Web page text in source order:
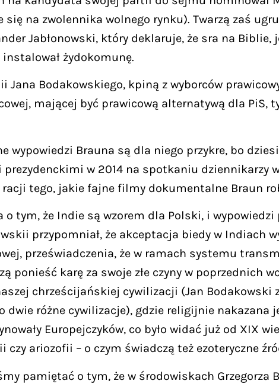
się na zwolennika wolnego rynku). Twarzą zaś
Jabłonowski, który deklaruje, że sra na
instalował żydokomunę.
Jana Bodakowskiego, kpiną z wyborców
mającej być prawicową alternatywą dla PiS,
wypowiedzi Brauna są dla niego przykre, bo
w 2014 na spotkaniu dziennikarzy
tego, jakie fajne filmy dokumentalne Braun
tym, że Indie są wzorem dla Polski, i
przypomniał, że akceptacja biedy w Indiach
przeświadczenia, że w ramach systemu
ponieść karę za swoje złe czyny w poprzednich
chrześcijańskiej cywilizacji (Jan Bodakowski
dwie różne cywilizacje), gdzie religijnie nakazana
Europejczyków, co było widać już od XIX
ariozofii – o czym świadczą też ezoteryczne
pamiętać o tym, że w środowiskach Grzegorza